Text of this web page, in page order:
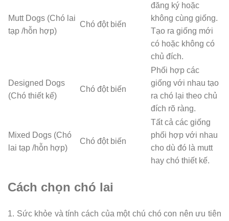
Mutt Dogs (Chó lai
tạp /hỗn hợp)
Chó đột biến
đăng ký hoặc
không cùng giống.
Tạo ra giống mới
có hoặc không có
chủ đích.
Designed Dogs
(Chó thiết kế)
Chó đột biến
Phối hợp các
giống với nhau tạo
ra chó lại theo chủ
đích rõ ràng.
Mixed Dogs (Chó
lai tạp /hỗn hợp)
Chó đột biến
Tất cả các giống
phối hợp với nhau
cho dù đó là mutt
hay chó thiết kế.
Cách chọn chó lai
1. Sức khỏe và tính cách của một chú chó con nên ưu tiên